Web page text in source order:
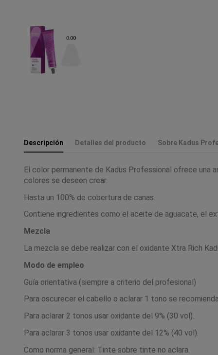
Descripción Detalles del producto Sobre Kadus
El color permanente de Kadus Professional ofrece una
colores se deseen crear.
Hasta un 100% de cobertura de canas.
Contiene ingredientes como el aceite de aguacate, el
Mezcla
La mezcla se debe realizar con el oxidante Xtra Rich
Modo de empleo
Guía orientativa (siempre a criterio del profesional)
Para oscurecer el cabello o aclarar 1 tono se
Para aclarar 2 tonos usar oxidante del 9% (30 vol).
Para aclarar 3 tonos usar oxidante del 12% (40 vol).
Como norma general: Tinte sobre tinte no aclara.